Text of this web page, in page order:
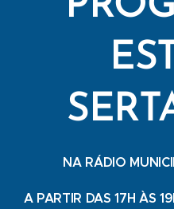
NA RÁDIO
A PARTIR DAS 17H ÀS